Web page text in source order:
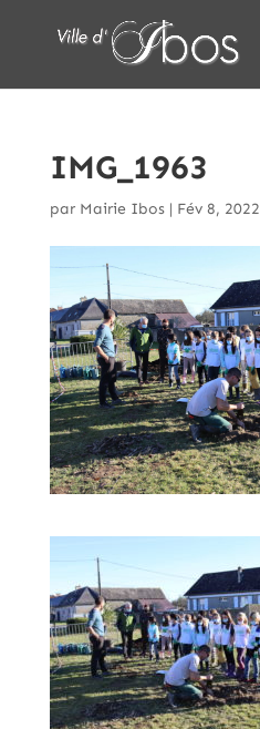
IMG_1963
par Mairie Ibos| Fév 8, 2022